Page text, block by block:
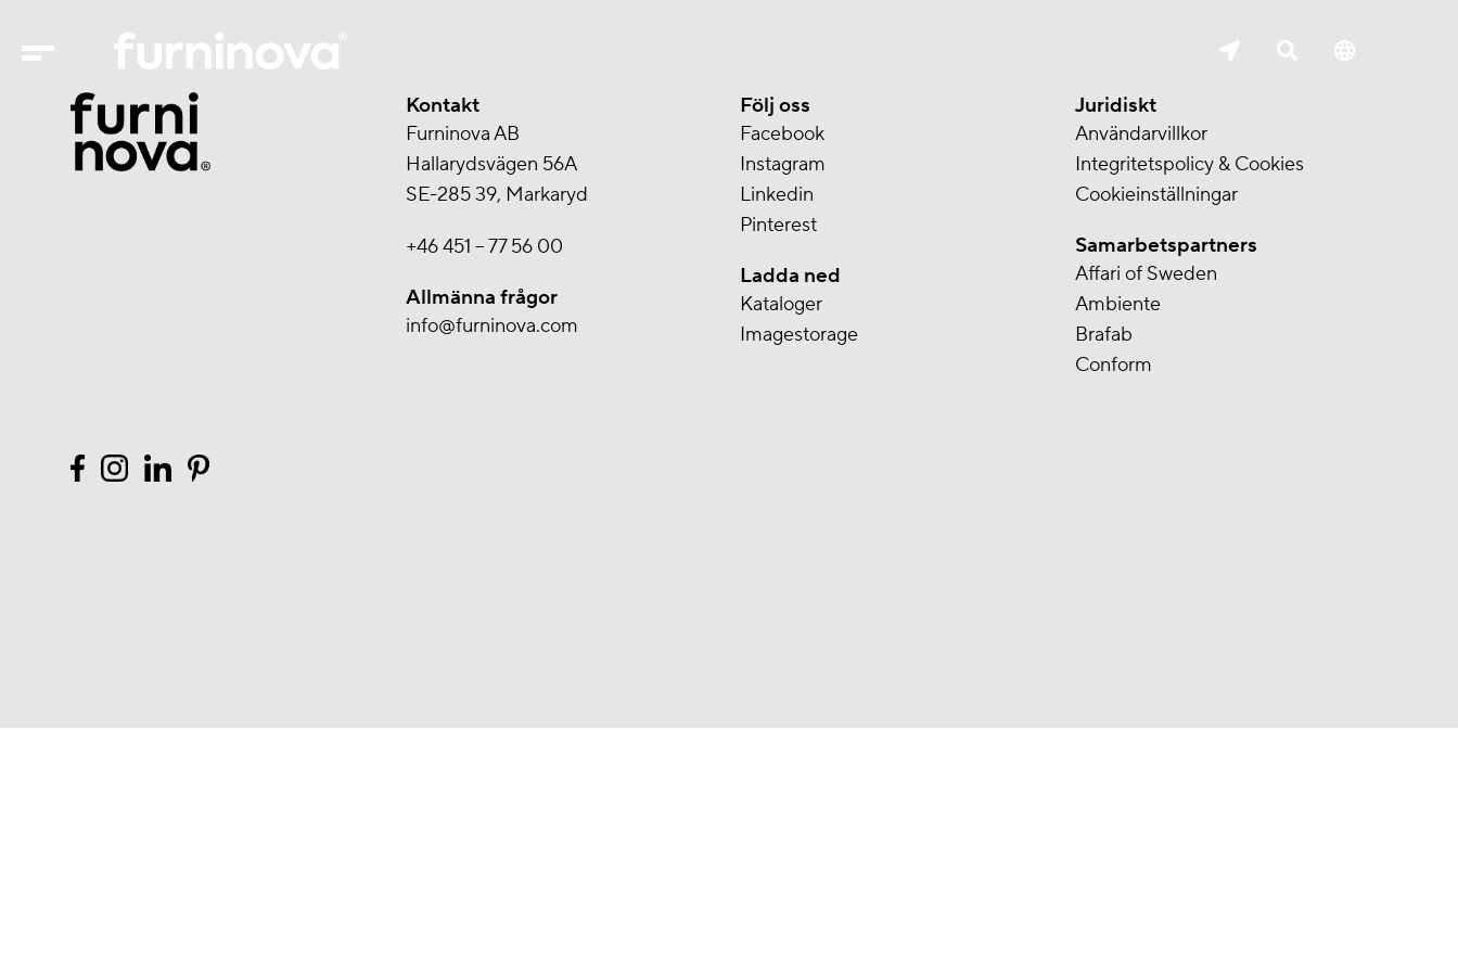
Kontakt
Furninova AB
Hallarydsvägen 56A
SE-285 39, Markaryd
+46 451 – 77 56 00
Allmänna frågor
info@furninova.com
Följ oss
Facebook
Instagram
Linkedin
Pinterest
Ladda ned
Kataloger
Imagestorage
Juridiskt
Användarvillkor
Integritetspolicy & Cookies
Cookieinställningar
Samarbetspartners
Affari of Sweden
Ambiente
Brafab
Conform